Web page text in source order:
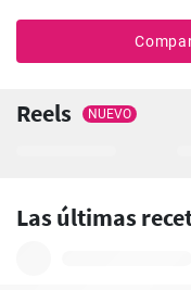
Reels NUEVO
Las últimas